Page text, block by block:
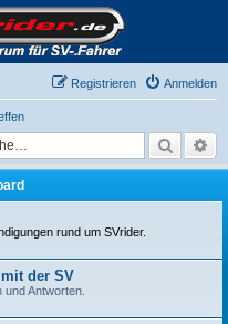
Anmelden
Registrieren
Suche
rund um SVrider.
der SV
Antworten.